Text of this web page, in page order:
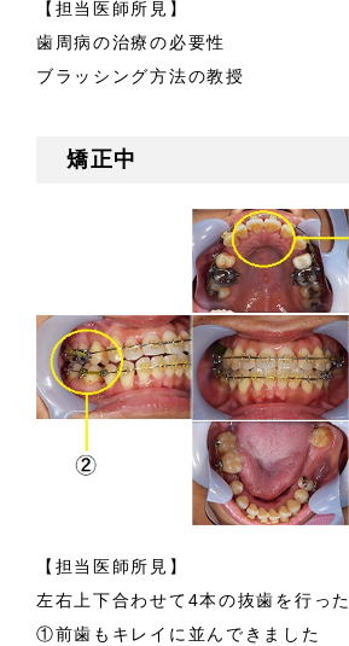
【担当医師所見】
歯周病の治療の必要性
ブラッシング方法の教授
矯正中
【担当医師所見】
左右上下合わせて4本の抜歯を行った
①前歯もキレイに並んできました